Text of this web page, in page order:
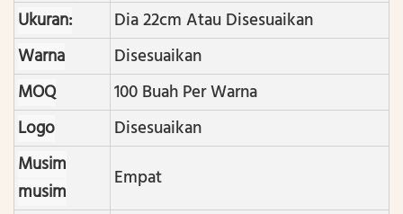
Ukuran:
Dia 22cm Atau Disesuaikan
Warna
Disesuaikan
MOQ
100 Buah Per Warna
Logo
Disesuaikan
Musim
musim
Empat